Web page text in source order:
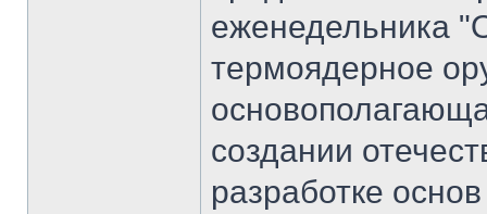
еженедельника
термоядерное
создании
разработке